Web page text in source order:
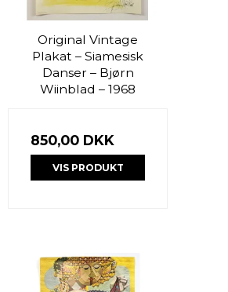
Original Vintage
Plakat – Siamesisk
Danser – Bjørn
Wiinblad – 1968
850,00 DKK
VIS PRODUKT